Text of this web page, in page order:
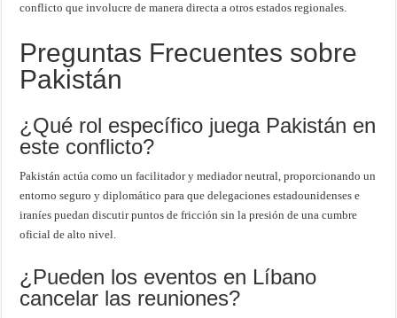
conflicto que involucre de manera directa a otros estados regionales.
Preguntas Frecuentes sobre
Pakistán
¿Qué rol específico juega Pakistán en
este conflicto?
Pakistán actúa como un facilitador y mediador neutral, proporcionando un
entorno seguro y diplomático para que delegaciones estadounidenses e
iraníes puedan discutir puntos de fricción sin la presión de una cumbre
oficial de alto nivel.
¿Pueden los eventos en Líbano
cancelar las reuniones?